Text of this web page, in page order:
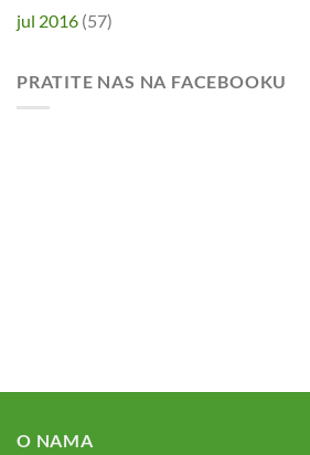
jul 2016 (57)
PRATITE NAS NA FACEBOOKU
O NAMA